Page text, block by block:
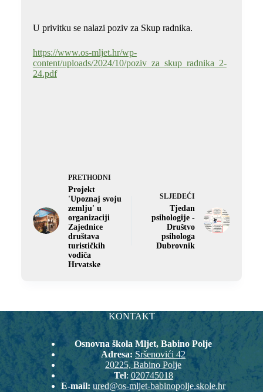
U privitku se nalazi poziv za Skup radnika.
https://www.os-mljet.hr/wp-
content/uploads/2024/10/poziv_za_skup_radnika_2-
24.pdf
PRETHODNI
Projekt
'Upoznaj svoju
zemlju' u
organizaciji
Zajednice
društava
turističkih
vodiča
Hrvatske
SLJEDEĆI
Tjedan
psihologije -
Društvo
psihologa
Dubrovnik
KONTAKT
Osnovna škola Mljet, Babino Polje
Adresa: Sršenovići 42
20225, Babino Polje
Tel: 020745018
E-mail: ured@os-mljet-babinopolje.skole.hr